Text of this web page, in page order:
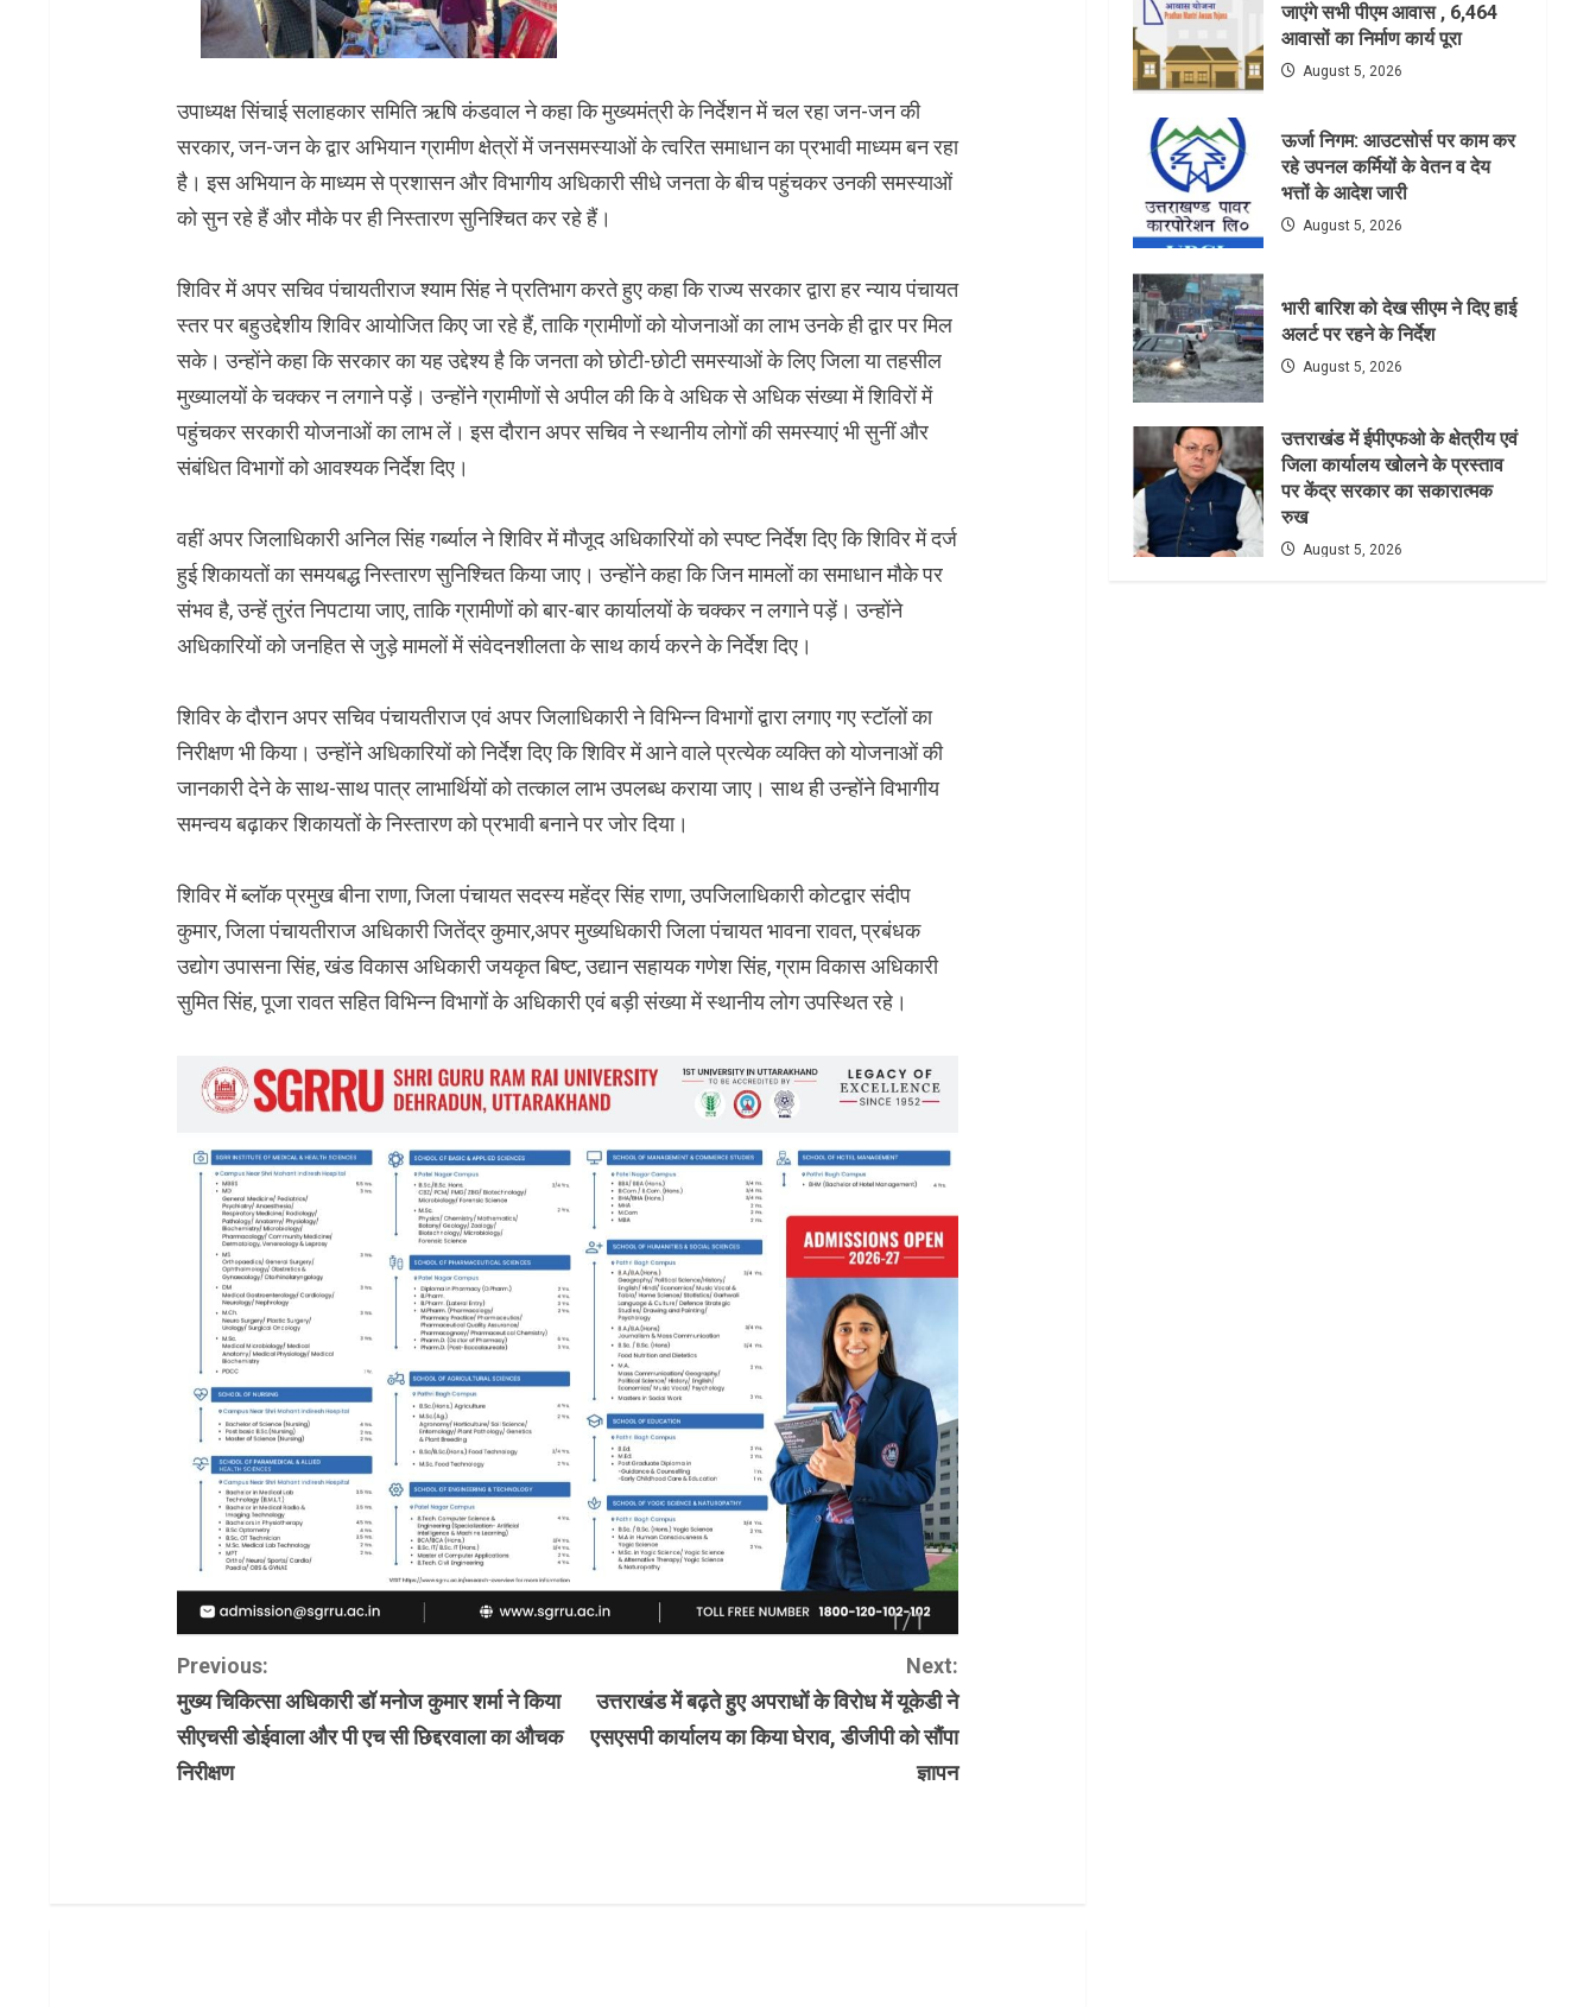
उपाध्यक्ष सिंचाई सलाहकार समिति ऋषि कंडवाल ने कहा कि मुख्यमंत्री के निर्देशन में चल रहा जन-जन की
सरकार, जन-जन के द्वार अभियान ग्रामीण क्षेत्रों में जनसमस्याओं के त्वरित समाधान का प्रभावी माध्यम बन रहा
है। इस अभियान के माध्यम से प्रशासन और विभागीय अधिकारी सीधे जनता के बीच पहुंचकर उनकी समस्याओं
को सुन रहे हैं और मौके पर ही निस्तारण सुनिश्चित कर रहे हैं।
शिविर में अपर सचिव पंचायतीराज श्याम सिंह ने प्रतिभाग करते हुए कहा कि राज्य सरकार द्वारा हर न्याय पंचायत
स्तर पर बहुउद्देशीय शिविर आयोजित किए जा रहे हैं, ताकि ग्रामीणों को योजनाओं का लाभ उनके ही द्वार पर मिल
सके। उन्होंने कहा कि सरकार का यह उद्देश्य है कि जनता को छोटी-छोटी समस्याओं के लिए जिला या तहसील
मुख्यालयों के चक्कर न लगाने पड़ें। उन्होंने ग्रामीणों से अपील की कि वे अधिक से अधिक संख्या में शिविरों में
पहुंचकर सरकारी योजनाओं का लाभ लें। इस दौरान अपर सचिव ने स्थानीय लोगों की समस्याएं भी सुनीं और
संबंधित विभागों को आवश्यक निर्देश दिए।
वहीं अपर जिलाधिकारी अनिल सिंह गर्ब्याल ने शिविर में मौजूद अधिकारियों को स्पष्ट निर्देश दिए कि शिविर में दर्ज
हुई शिकायतों का समयबद्ध निस्तारण सुनिश्चित किया जाए। उन्होंने कहा कि जिन मामलों का समाधान मौके पर
संभव है, उन्हें तुरंत निपटाया जाए, ताकि ग्रामीणों को बार-बार कार्यालयों के चक्कर न लगाने पड़ें। उन्होंने
अधिकारियों को जनहित से जुड़े मामलों में संवेदनशीलता के साथ कार्य करने के निर्देश दिए।
शिविर के दौरान अपर सचिव पंचायतीराज एवं अपर जिलाधिकारी ने विभिन्न विभागों द्वारा लगाए गए स्टॉलों का
निरीक्षण भी किया। उन्होंने अधिकारियों को निर्देश दिए कि शिविर में आने वाले प्रत्येक व्यक्ति को योजनाओं की
जानकारी देने के साथ-साथ पात्र लाभार्थियों को तत्काल लाभ उपलब्ध कराया जाए। साथ ही उन्होंने विभागीय
समन्वय बढ़ाकर शिकायतों के निस्तारण को प्रभावी बनाने पर जोर दिया।
शिविर में ब्लॉक प्रमुख बीना राणा, जिला पंचायत सदस्य महेंद्र सिंह राणा, उपजिलाधिकारी कोटद्वार संदीप
कुमार, जिला पंचायतीराज अधिकारी जितेंद्र कुमार,अपर मुख्यधिकारी जिला पंचायत भावना रावत, प्रबंधक
उद्योग उपासना सिंह, खंड विकास अधिकारी जयकृत बिष्ट, उद्यान सहायक गणेश सिंह, ग्राम विकास अधिकारी
सुमित सिंह, पूजा रावत सहित विभिन्न विभागों के अधिकारी एवं बड़ी संख्या में स्थानीय लोग उपस्थित रहे।
C
o
n
Previous:
मुख्य चिकित्सा अधिकारी डॉ मनोज कुमार शर्मा ने किया
सीएचसी डोईवाला और पी एच सी छिद्दरवाला का औचक
निरीक्षण
Next:
उत्तराखंड में बढ़ते हुए अपराधों के विरोध में यूकेडी ने
एसएसपी कार्यालय का किया घेराव, डीजीपी को सौंपा
ज्ञापन
जाएंगे सभी पीएम आवास , 6,464
आवासों का निर्माण कार्य पूरा
August 5, 2026
ऊर्जा निगम: आउटसोर्स पर काम कर
रहे उपनल कर्मियों के वेतन व देय
भत्तों के आदेश जारी
August 5, 2026
भारी बारिश को देख सीएम ने दिए हाई
अलर्ट पर रहने के निर्देश
August 5, 2026
उत्तराखंड में ईपीएफओ के क्षेत्रीय एवं
जिला कार्यालय खोलने के प्रस्ताव
पर केंद्र सरकार का सकारात्मक
रुख
August 5, 2026